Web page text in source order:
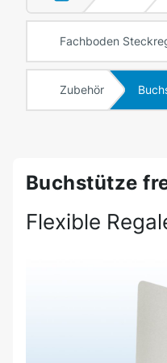
Fachboden
Zubehör
Buchstütze
Flexible